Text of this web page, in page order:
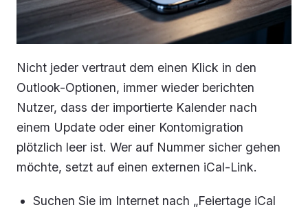
Nicht jeder vertraut dem einen Klick in den
Outlook-Optionen, immer wieder berichten
Nutzer, dass der importierte Kalender nach
einem Update oder einer Kontomigration
plötzlich leer ist. Wer auf Nummer sicher gehen
möchte, setzt auf einen externen iCal-Link.
Suchen Sie im Internet nach „Feiertage iCal